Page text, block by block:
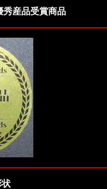
産品受賞商品